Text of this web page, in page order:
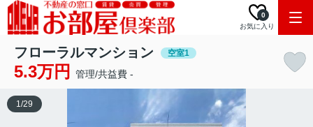
お気に入り
0
フローラルマンション 空室1
5.3万円 管理/共益費 -
1/29